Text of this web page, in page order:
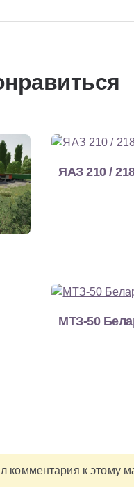
ЯАЗ 210 /
МТЗ-50
комментария к